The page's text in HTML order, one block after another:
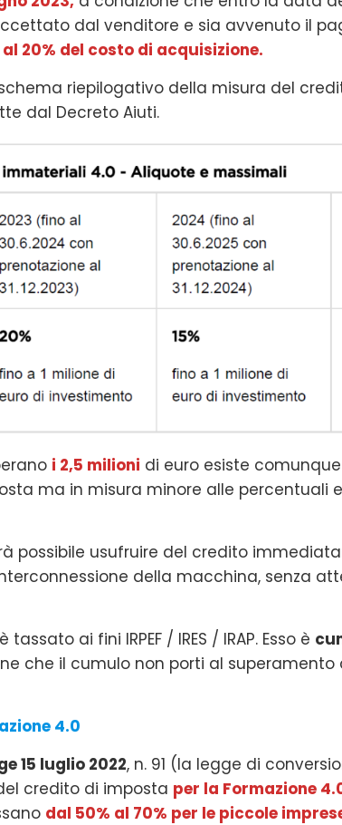
dal venditore e sia avvenuto il
al 20% del costo di acquisizione.
riepilogativo della misura del
dal Decreto Aiuti.
i 2,5 milioni di euro esiste
ma in misura minore alle percentuali
possibile usufruire del credito
della macchina, senza
ai fini IRPEF / IRES / IRAP. Esso è
che il cumulo non porti al
4.0
15 luglio 2022, n. 91 (la legge di
credito di imposta per la Formazione
dal 50% al 70% per le piccole